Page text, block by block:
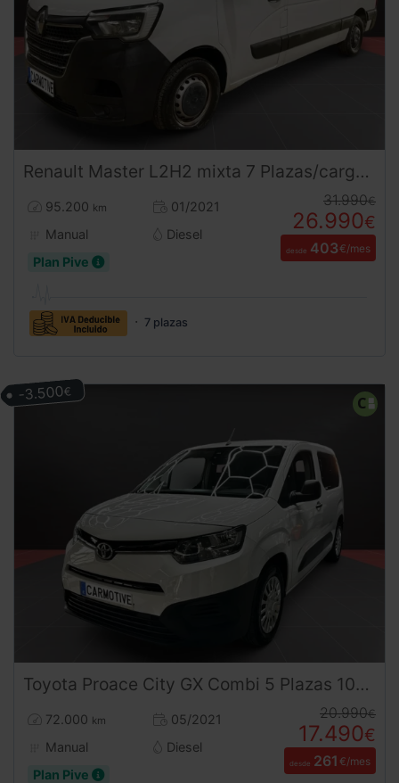
Renault Master L2H2 mixta 7 Plazas/carga 2.3 dCi 135CV
95.200 km
01/2021
Manual
Diesel
Plan Pive
31.990€
26.990€
desde 403€/mes
7 plazas
Toyota Proace City GX Combi 5 Plazas 102CV | Desde 260€/mes
72.000 km
05/2021
Manual
Diesel
Plan Pive
20.990€
17.490€
desde 261 €/mes
-3.500€